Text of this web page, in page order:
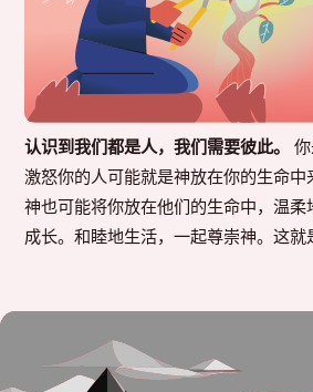
认识到我们都是人，我们需要彼此。
激怒你的人可能就是神放在你的生命中
神也可能将你放在他们的生命中，温柔
成长。和睦地生活，一起尊崇神。这就